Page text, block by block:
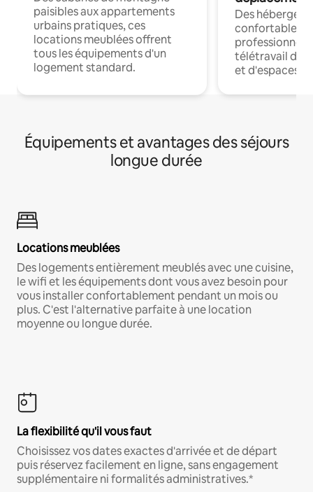
paisibles aux appartements
urbains pratiques, ces
locations meublées offrent
tous les équipements d'un
logement standard.
Des
confortables
professionnels
télétravail
et d'espaces
Équipements et avantages des séjours
longue durée
Locations meublées
Des logements entièrement meublés avec une cuisine,
le wifi et les équipements dont vous avez besoin pour
vous installer confortablement pendant un mois ou
plus. C'est l'alternative parfaite à une location
moyenne ou longue durée.
La flexibilité qu'il vous faut
Choisissez vos dates exactes d'arrivée et de départ
puis réservez facilement en ligne, sans engagement
supplémentaire ni formalités administratives.*